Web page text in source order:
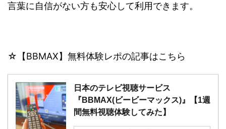
言葉に自信がない方も安心して利用できます。
☆【BBMAX】無料体験レポの記事はこちら
日本のテレビ視聴サービス
『BBMAX(ビービーマックス)』【1週
間無料視聴体験してみた】